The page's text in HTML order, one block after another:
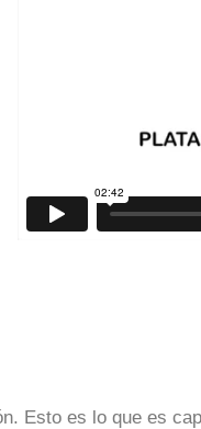
Esto es lo que es